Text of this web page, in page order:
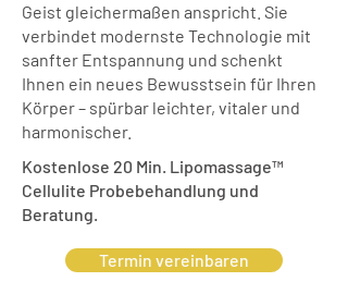
Geist gleichermaßen anspricht. Sie
verbindet modernste Technologie mit
sanfter Entspannung und schenkt
Ihnen ein neues Bewusstsein für Ihren
Körper – spürbar leichter, vitaler und
harmonischer.
Kostenlose 20 Min. Lipomassage™
Cellulite Probebehandlung und
Beratung.
Termin vereinbaren